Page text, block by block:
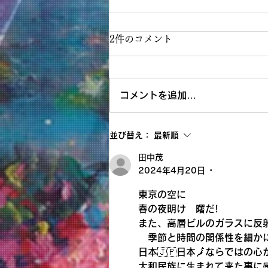
神戸阪急画業40周年記念清水
新也油絵展✨🌈😀㊗️
2件のコメント
コメントを追加…
並び替え： 最新順
田中茂
2024年4月20日
•
東京の空に
春の夜明け　曙だ!
また、高層ビルのガラスに反
季節と時間の関係性を細か
日本🇯🇵日本🗾ならではの心